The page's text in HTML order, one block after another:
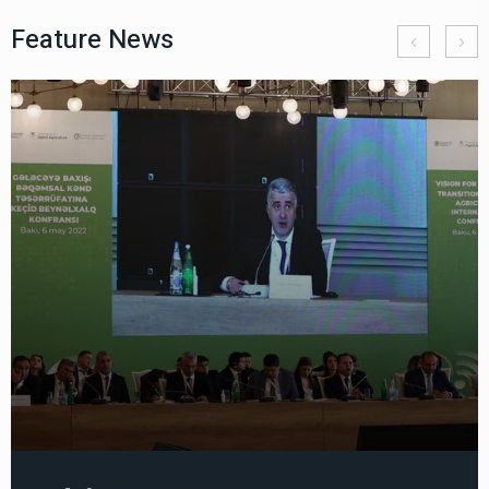
Feature News